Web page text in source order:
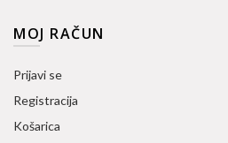
MOJ RAČUN
Prijavi se
Registracija
Košarica